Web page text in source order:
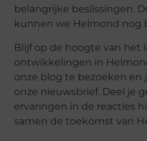
belangrijke beslissingen.
kunnen we Helmond nog
Blijf op de hoogte van het
ontwikkelingen in
onze blog te bezoeken en
onze nieuwsbrief. Deel je
ervaringen in de reacties
samen de toekomst van